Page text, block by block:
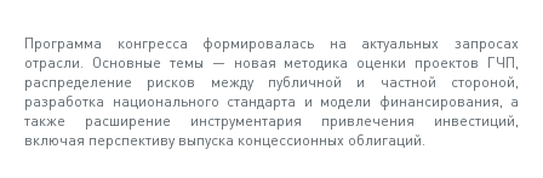
Программа конгресса формировалась на актуальных запросах
отрасли. Основные темы — новая методика оценки проектов ГЧП,
распределение рисков между публичной и частной стороной,
разработка национального стандарта и модели финансирования, а
также расширение инструментария привлечения инвестиций,
включая перспективу выпуска концессионных облигаций.